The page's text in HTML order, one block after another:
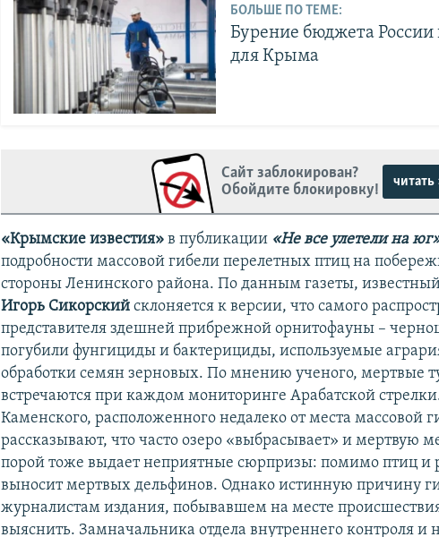
БОЛЬШЕ ПО ТЕМЕ:
Бурение бюджета России
для Крыма
Сайт заблокирован?
Обойдите блокировку!
читать
«Крымские известия»в публикации «Не все улетели на
подробности массовой гибели перелетных птиц на
стороны Ленинского района. По данным газеты,
Игорь Сикорский склоняется к версии, что самого
представителя здешней прибрежной орнитофауны –
погубили фунгициды и бактерициды, используемые
обработки семян зерновых. По мнению ученого, мертвые
встречаются при каждом мониторинге Арабатской
Каменского, расположенного недалеко от места массовой
рассказывают, что часто озеро «выбрасывает» и мертвую
порой тоже выдает неприятные сюрпризы: помимо птиц и
выносит мертвых дельфинов. Однако истинную причину
журналистам издания, побывавшем на месте
выяснить. Замначальника отдела внутреннего контроля и